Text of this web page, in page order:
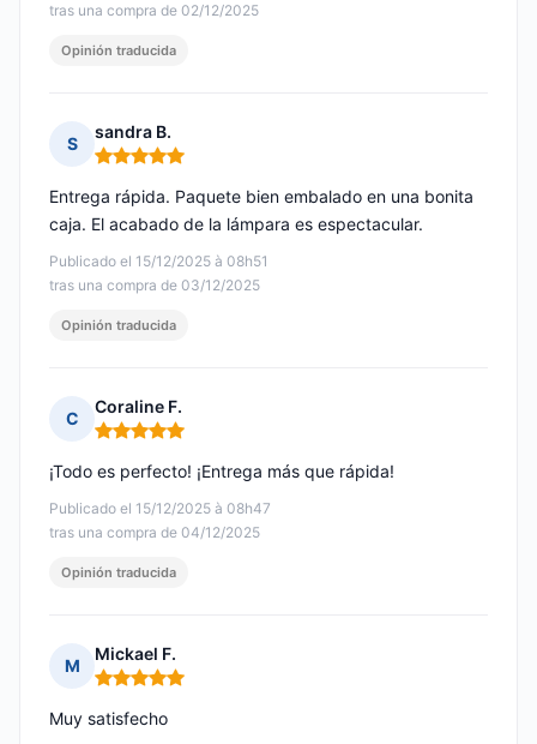
tras una compra de 02/12/2025
Opinión traducida
S
sandra B.
Nota: 5 de 5
Publicado el 15/12/2025 à 08h51
tras una compra de 03/12/2025
Entrega rápida. Paquete bien embalado en una bonita
caja. El acabado de la lámpara es espectacular.
Opinión traducida
C
Coraline F.
Nota: 5 de 5
Publicado el 15/12/2025 à 08h47
tras una compra de 04/12/2025
¡Todo es perfecto! ¡Entrega más que rápida!
Opinión traducida
M
Mickael F.
Nota: 5 de 5
Muy satisfecho